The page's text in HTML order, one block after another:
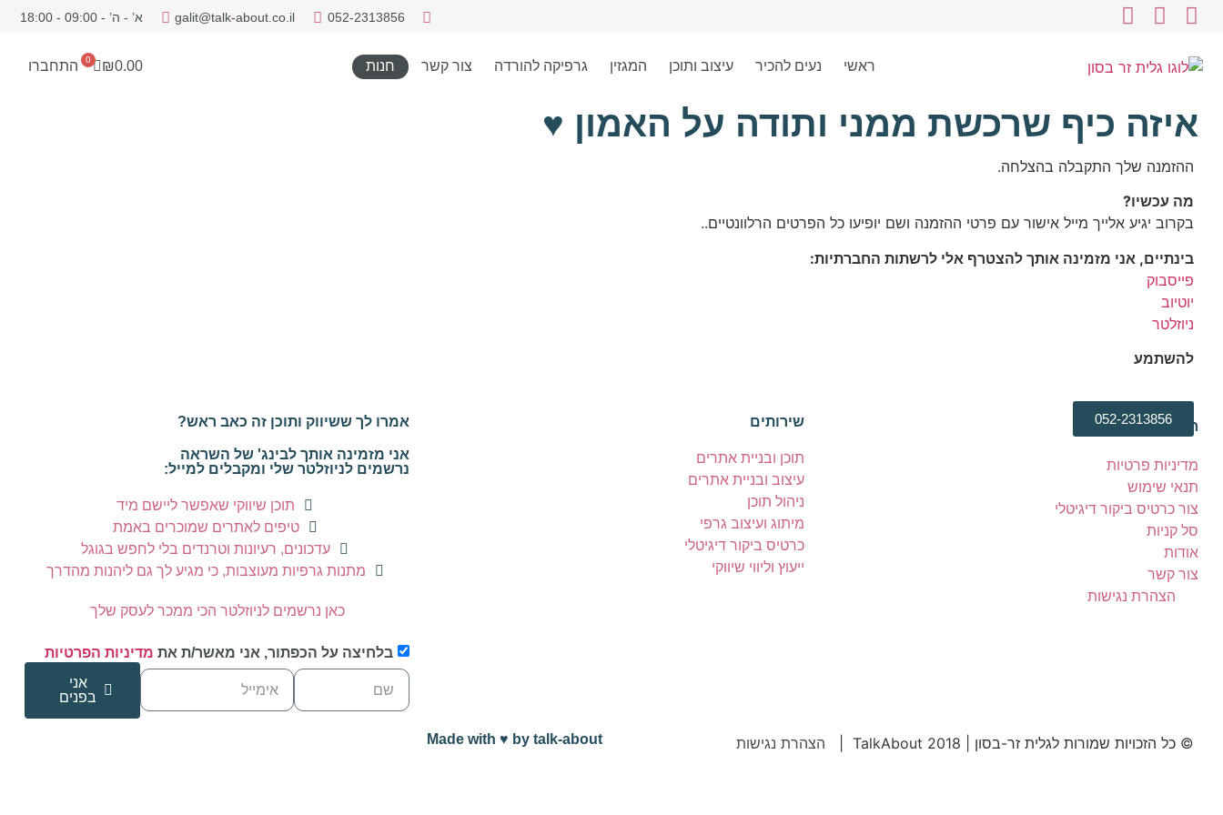
052-2313856
galit@talk-about.co.il א’ - ה’ - 09:00 - 18:00
ראשי נעים להכיר עיצוב ותוכן המגזין גרפיקה להורדה צור קשר חנות ₪0.00
0 התחברו
איזה כיף שרכשת ממני ותודה על האמון ♥
ההזמנה שלך התקבלה בהצלחה.
מה עכשיו?
בקרוב יגיע אלייך מייל אישור עם פרטי ההזמנה ושם יופיעו כל הפרטים הרלוונטיים..
בינתיים, אני מזמינה אותך להצטרף אלי לרשתות החברתיות:
פייסבוק
יוטיוב
ניוזלטר
להשתמע
052-2313856חנות
מדיניות פרטיות
תנאי שימוש
צור כרטיס ביקור דיגיטלי
סל קניות
אודות
צור קשר
הצהרת נגישות
שירותים
תוכן ובניית אתרים
עיצוב ובניית אתרים
ניהול תוכן
מיתוג ועיצוב גרפי
כרטיס ביקור דיגיטלי
ייעוץ וליווי שיווקי
אמרו לך ששיווק ותוכן זה כאב ראש?
אני מזמינה אותך לבינג' של השראה
נרשמים לניוזלטר שלי ומקבלים למייל:
תוכן שיווקי שאפשר ליישם מיד
טיפים לאתרים שמוכרים באמת
עדכונים, רעיונות וטרנדים בלי לחפש בגוגל
מתנות גרפיות מעוצבות, כי מגיע לך גם ליהנות מהדרך
כאן נרשמים לניוזלטר הכי ממכר לעסק שלך
בלחיצה על הכפתור, אני מאשר/ת את מדיניות הפרטיות
אני
בפנים
© כל הזכויות שמורות לגלית זר-בסון | TalkAbout 2018 | הצהרת נגישות Made with ♥️ by talk-about